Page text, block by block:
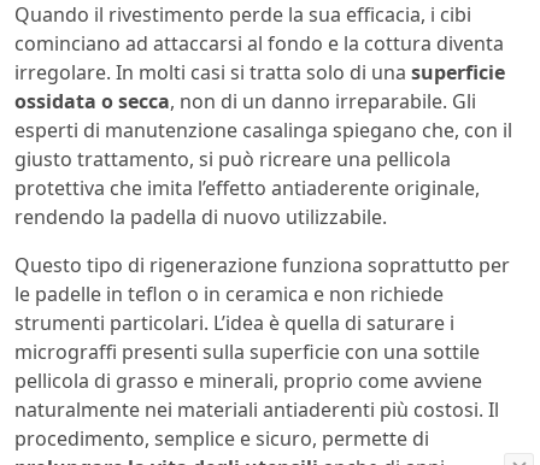
Quando il rivestimento perde la sua efficacia, i cibi
cominciano ad attaccarsi al fondo e la cottura diventa
irregolare. In molti casi si tratta solo di una superficie
ossidata o secca, non di un danno irreparabile. Gli
esperti di manutenzione casalinga spiegano che, con il
giusto trattamento, si può ricreare una pellicola
protettiva che imita l’effetto antiaderente originale,
rendendo la padella di nuovo utilizzabile.
Questo tipo di rigenerazione funziona soprattutto per
le padelle in teflon o in ceramica e non richiede
strumenti particolari. L’idea è quella di saturare i
micrograffi presenti sulla superficie con una sottile
pellicola di grasso e minerali, proprio come avviene
naturalmente nei materiali antiaderenti più costosi. Il
procedimento, semplice e sicuro, permette di